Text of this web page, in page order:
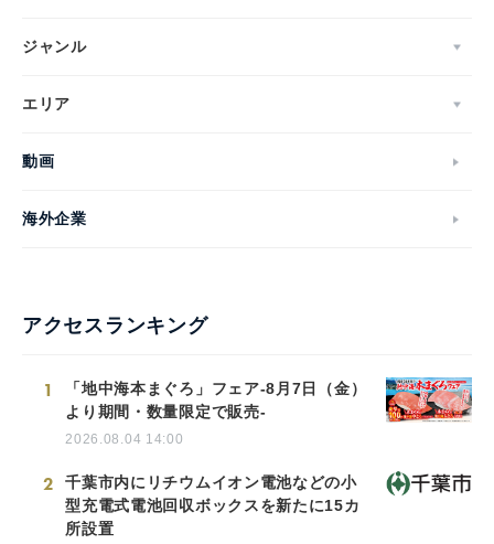
ジャンル
エリア
動画
海外企業
アクセスランキング
1
「地中海本まぐろ」フェア-8月7日（金）
より期間・数量限定で販売-
2026.08.04 14:00
2
千葉市内にリチウムイオン電池などの小
型充電式電池回収ボックスを新たに15カ
所設置